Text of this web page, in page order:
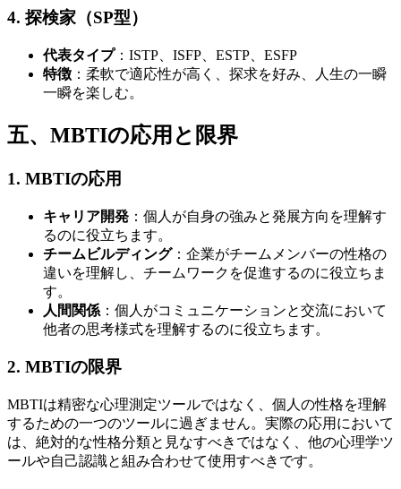
4. 探検家（SP型）
代表タイプ：ISTP、ISFP、ESTP、ESFP
特徴 ：柔軟で適応性が高く、探求を好み、人生の一瞬
一瞬を楽しむ。
五、MBTIの応用と限界
1. MBTIの応用
キャリア開発 ：個人が自身の強みと発展方向を理解す
るのに役立ちます。
チームビルディング：企業がチームメンバーの性格の
違いを理解し、チームワークを促進するのに役立ちま
す。
人間関係 ：個人がコミュニケーションと交流において
他者の思考様式を理解するのに役立ちます。
2. MBTIの限界
MBTIは精密な心理測定ツールではなく、個人の性格を理解
するための一つのツールに過ぎません。実際の応用において
は、絶対的な性格分類と見なすべきではなく、他の心理学ツ
ールや自己認識と組み合わせて使用すべきです。